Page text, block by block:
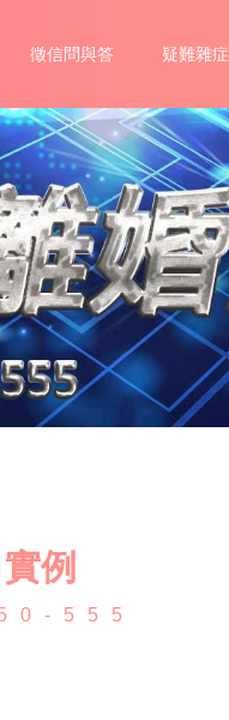
徵信問與答 疑難雜症
例
555